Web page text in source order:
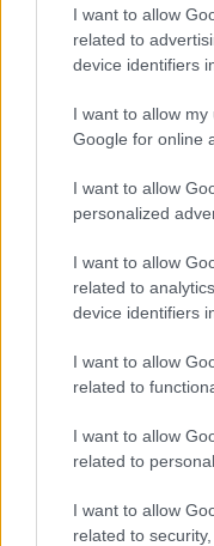
I want to allow
related to
device identifiers
I want to allow
Google for online
I want to allow
personalized
I want to allow
related to
device identifiers
I want to allow
related to
I want to allow
related to
I want to allow
related to
genovese,
dedite alla ricerca
presidente della
vicepresidente,
messaggi di
Piemonte, Alberto
dolore per la
L’arrivo
prossime
L’Ambasciatore
per le Maldive, è
la Guardia
l’andamento delle